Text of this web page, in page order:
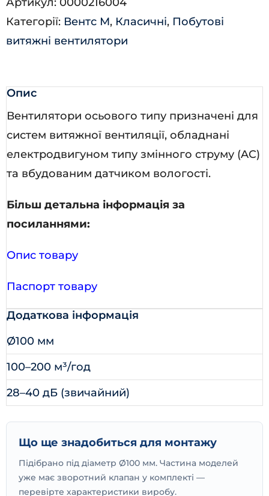
К
Л
турбо
мат.
Категорії: Вентс М, Класичні, Побутові
витяжні вентилятори
Опис
Вентилятори осьового типу призначені для
систем витяжної вентиляції, обладнані
електродвигуном типу змінного струму (AC)
та вбудованим датчиком вологості.
Більш детальна інформація за
посиланнями:
Опис товару
Паспорт товару
Додаткова інформація
Ø100 мм
100–200 м³/год
28–40 дБ (звичайний)
Що ще знадобиться для монтажу
Підібрано під діаметр Ø100 мм. Частина моделей
уже має зворотний клапан у комплекті —
перевірте характеристики виробу.